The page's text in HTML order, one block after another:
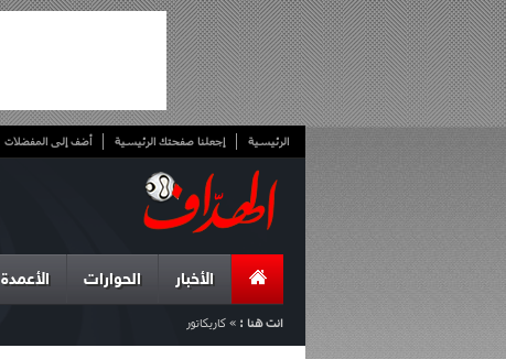
الرئيسية إجعلنا صفحتك الرئيسية أضف إلى المفضلات
الأخبار الحوارات الأعمدة
انت هنا : » كاريكاتور